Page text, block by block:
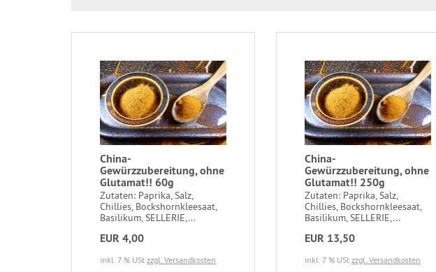
China-
Gewürzzubereitung, ohne
Glutamat!! 60g
Zutaten: Paprika, Salz,
Chillies, Bockshornkleesaat,
Basilikum, SELLERIE,...
EUR 4,00
inkl. 7 % USt zzgl. Versandkosten
China-
Gewürzzubereitung, ohne
Glutamat!! 250g
Zutaten: Paprika, Salz,
Chillies, Bockshornkleesaat,
Basilikum, SELLERIE,...
EUR 13,50
inkl. 7 % USt zzgl. Versandkosten